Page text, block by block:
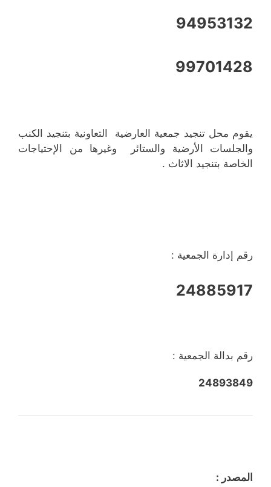
94953132
99701428
يقوم محل تنجيد جمعية العارضية التعاونية بتنجيد الكنب
والجلسات الأرضية والستائر وغيرها من الإحتياجات
الخاصة بتنجيد الاثاث .
رقم إدارة الجمعية :
24885917
رقم بدالة الجمعية :
24893849
المصدر :